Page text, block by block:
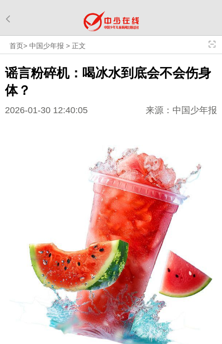
首页>中国少年报 > 正文
谣言粉碎机：喝冰水到底会不会伤身
体？
2026-01-30 12:40:05 来源：中国少年报